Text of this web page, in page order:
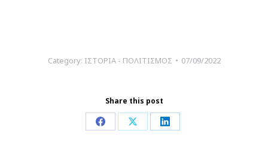
Category: ΙΣΤΟΡΙΑ - ΠΟΛΙΤΙΣΜΟΣ 07/09/2022
Share this post
Share Share Share